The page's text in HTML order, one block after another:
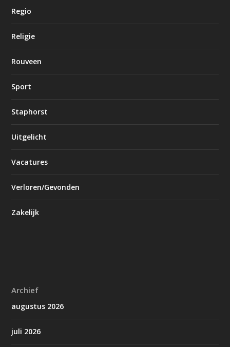
Regio
Religie
Rouveen
Sport
Staphorst
Uitgelicht
Vacatures
Verloren/Gevonden
Zakelijk
Archief
augustus 2026
juli 2026